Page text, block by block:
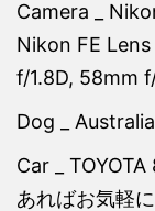
Camera _
Nikon FE
f/1.8D, 58mm
Dog _
Car _
あればお気軽